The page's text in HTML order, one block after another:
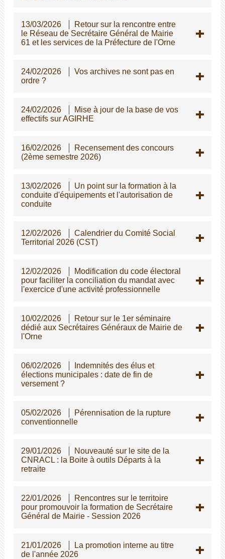
13/03/2026
Retour sur la rencontre entre
le Réseau de Secrétaire Général de Mairie
61 et les services de la Préfecture de l'Orne
24/02/2026
Vos archives ne sont pas en
ordre ?
24/02/2026
Mise à jour de la base de vos
effectifs sur AGIRHE
16/02/2026
Recensement des concours
(2ème semestre 2026)
13/02/2026
Un point sur la formation à la
conduite d'équipements et l'autorisation de
conduite
12/02/2026
Calendrier du Comité Social
Territorial 2026 (CST)
12/02/2026
Modification du code électoral
pour faciliter la conciliation du mandat avec
l'exercice d'une activité professionnelle
10/02/2026
Retour sur le 1er séminaire
dédié aux Secrétaires Généraux de Mairie de
l'Orne
06/02/2026
Indemnités des élus et
élections municipales : date de fin de
versement ?
05/02/2026
Pérennisation de la rupture
conventionnelle
29/01/2026
Nouveauté sur le site de la
CNRACL : la Boite à outils Départs à la
retraite
22/01/2026
Rencontres sur le territoire
pour promouvoir la formation de Secrétaire
Général de Mairie - Session 2026
21/01/2026
La promotion interne au titre
de l'année 2026